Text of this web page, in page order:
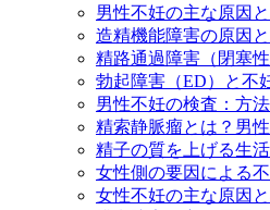
男性不妊の主な原因
造精機能障害の原因
精路通過障害（閉塞
勃起障害（ED）と不
男性不妊の検査：方
精索静脈瘤とは？男
精子の質を上げる生
女性側の要因による
女性不妊の主な原因